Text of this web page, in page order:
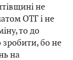
не
ОТГ і не
то до
бо не
на